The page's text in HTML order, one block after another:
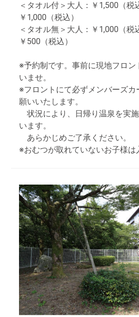
＜タオル付＞大人：￥1,500（税
￥1,000（税込）
＜タオル無＞大人：￥1,000（税
￥500（税込）
※予約制です。事前に現地フロン
いませ。
※フロントにて必ずメンバーズカ
願いいたします。
状況により、日帰り温泉を実
います。
あらかじめご了承ください。
※おむつが取れていないお子様は